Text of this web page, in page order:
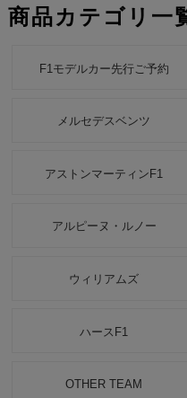
商品カテゴリ一
F1モデルカー先行ご予約
メルセデスベンツ
アストンマーティンF1
アルピーヌ・ルノー
ウィリアムズ
ハースF1
OTHER TEAM